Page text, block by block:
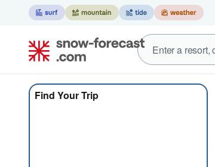
Find Your Trip